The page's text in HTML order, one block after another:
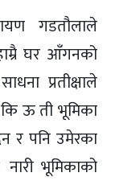
गडतौलाले
घर आँगनको
प्रतीक्षाले
ऊ ती भूमिका
र पनि उमेरका
भूमिकाको